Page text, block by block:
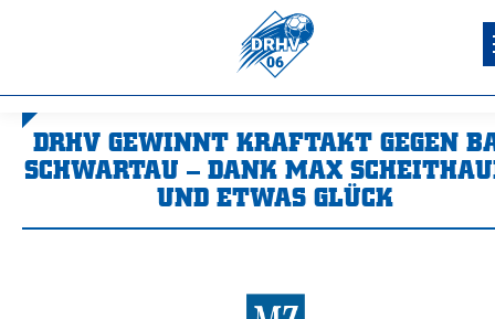
DRHV GEWINNT KRAFTAKT GEGEN
SCHWARTAU – DANK MAX
UND ETWAS GLÜCK